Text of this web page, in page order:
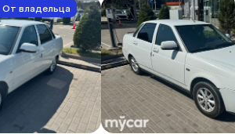
От владельца